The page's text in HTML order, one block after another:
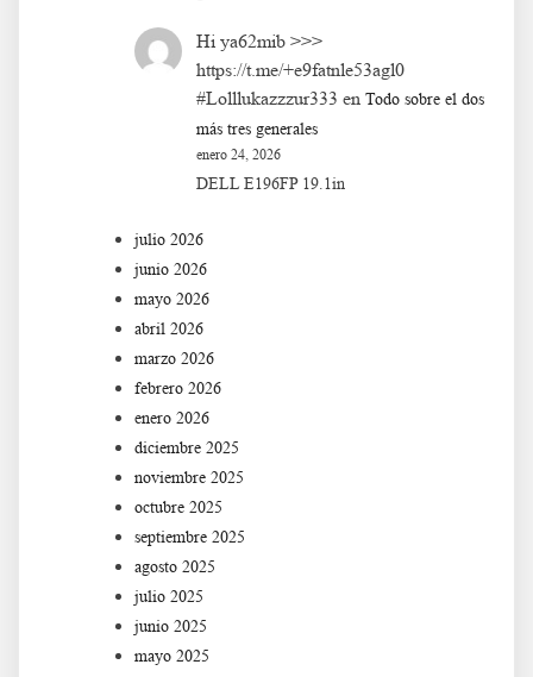
Hi ya62mib >>>
https://t.me/+e9fatnle53agl0
#Lolllukazzzur333 en Todo sobre el dos
más tres generales
enero 24, 2026
DELL E196FP 19.1in
julio 2026
junio 2026
mayo 2026
abril 2026
marzo 2026
febrero 2026
enero 2026
diciembre 2025
noviembre 2025
octubre 2025
septiembre 2025
agosto 2025
julio 2025
junio 2025
mayo 2025